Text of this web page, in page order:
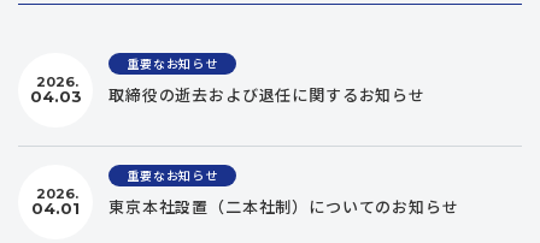
2026.
04.03
重要なお知らせ
取締役の逝去および退任に関するお知らせ
2026.
04.01
重要なお知らせ
東京本社設置（二本社制）についてのお知らせ